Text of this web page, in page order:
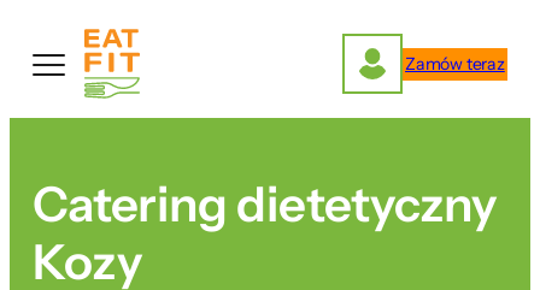
treści
Zamów teraz
Catering dietetyczny
Kozy